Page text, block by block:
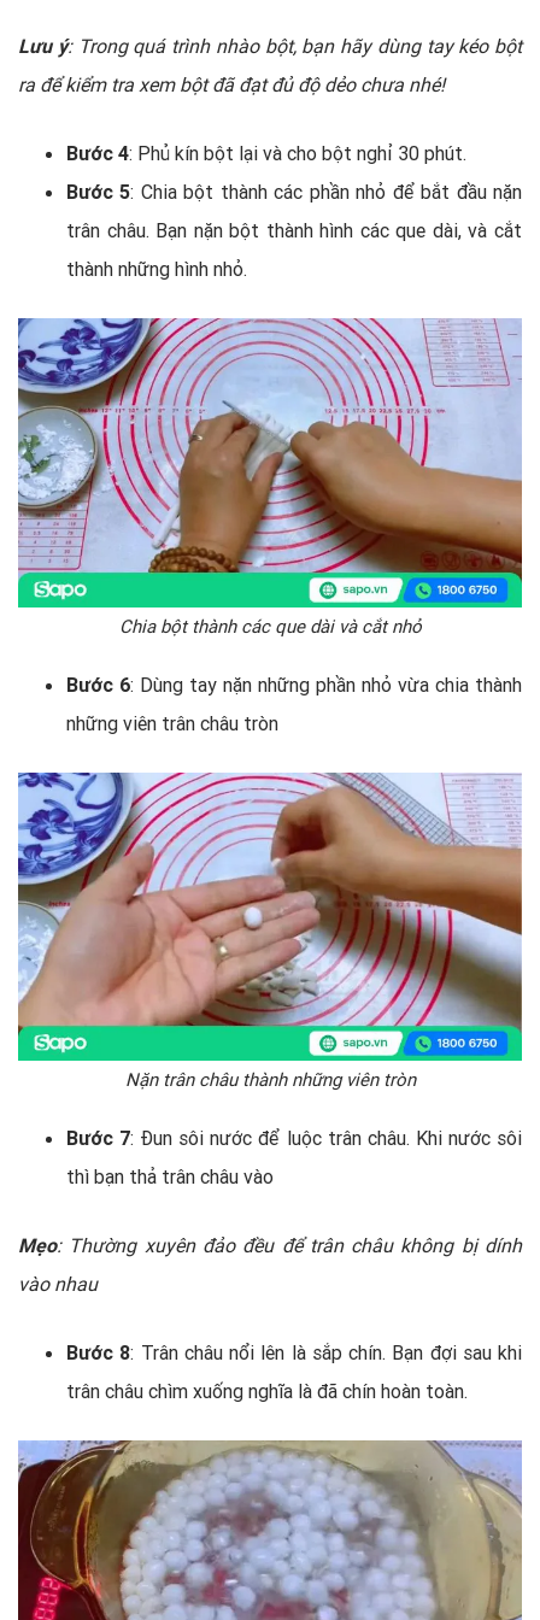
Lưu ý: Trong quá trình nhào bột, bạn hãy dùng tay kéo bột
ra để kiểm tra xem bột đã đạt đủ độ dẻo chưa nhé!
Bước 4: Phủ kín bột lại và cho bột nghỉ 30 phút.
Bước 5: Chia bột thành các phần nhỏ để bắt đầu nặn
trân châu. Bạn nặn bột thành hình các que dài, và cắt
thành những hình nhỏ.
Chia bột thành các que dài và cắt nhỏ
Bước 6: Dùng tay nặn những phần nhỏ vừa chia thành
những viên trân châu tròn
Nặn trân châu thành những viên tròn
Bước 7: Đun sôi nước để luộc trân châu. Khi nước sôi
thì bạn thả trân châu vào
Mẹo: Thường xuyên đảo đều để trân châu không bị dính
vào nhau
Bước 8: Trân châu nổi lên là sắp chín. Bạn đợi sau khi
trân châu chìm xuống nghĩa là đã chín hoàn toàn.